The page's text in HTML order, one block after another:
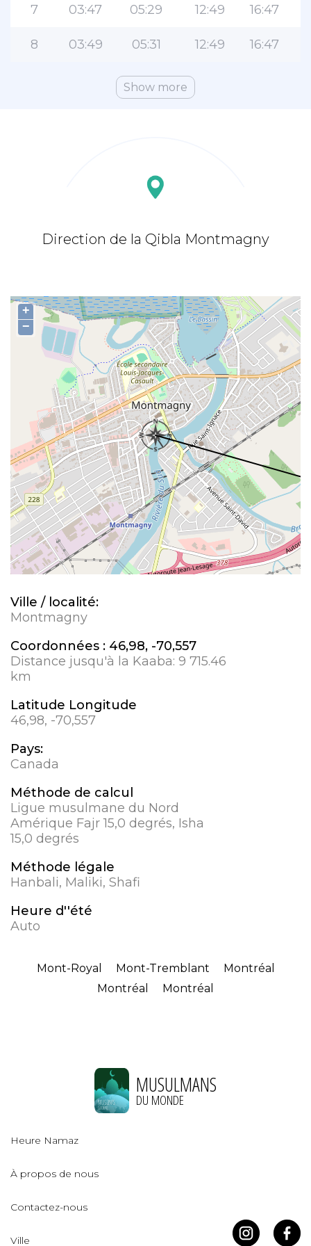
7 03:47 05:29 12:49 16:47
8 03:49 05:31 12:49 16:47
Show more
Direction de la Qibla Montmagny
+
−
Ville / localité:
Montmagny
Coordonnées : 46,98, -70,557
Distance jusqu'à la Kaaba: 9 715.46
km
Latitude Longitude
46,98, -70,557
Pays:
Canada
Méthode de calcul
Ligue musulmane du Nord
Amérique Fajr 15,0 degrés, Isha
15,0 degrés
Méthode légale
Hanbali, Maliki, Shafi
Heure d''été
Auto
Mont-Royal Mont-Tremblant
Montréal
Montréal
Montréal
MUSULMANS
DU MONDE
Heure Namaz
À propos de nous
Contactez-nous
Ville